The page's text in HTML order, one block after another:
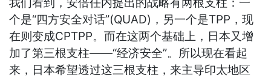
我们看到，安倍任内提出的战略有两根支柱：一
个是“四方安全对话”(QUAD)，另一个是TPP，现
在则变成CPTPP。而在这两个基础上，日本又增
加了第三根支柱——“经济安全”。所以现在看起
来，日本希望透过这三根支柱，来主导印太地区